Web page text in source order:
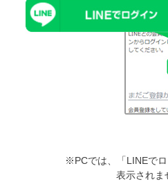
※PCでは、「LINEで
表示されま